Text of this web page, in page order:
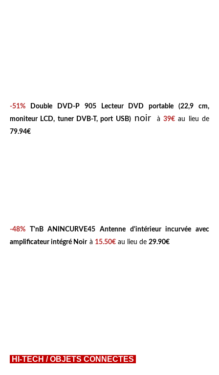
-51%
Double DVD-P 905 Lecteur DVD portable (22,9 cm,
moniteur LCD, tuner DVB-T, port USB)noir à39€ au lieu de
79.94€
-48% T'nB ANINCURVE45 Antenne d'intérieur incurvée avec
amplificateur intégré Noir à 15.50€ au lieu de 29.90€
HI-TECH / OBJETS CONNECTES